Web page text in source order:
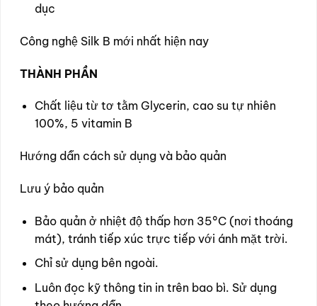
dục
Công nghệ Silk B mới nhất hiện nay
THÀNH PHẦN
Chất liệu từ tơ tằm Glycerin, cao su tự nhiên
100%, 5 vitamin B
Hướng dẫn cách sử dụng và bảo quản
Lưu ý bảo quản
Bảo quản ở nhiệt độ thấp hơn 35°C (nơi thoáng
mát), tránh tiếp xúc trực tiếp với ánh mặt trời.
Chỉ sử dụng bên ngoài.
Luôn đọc kỹ thông tin in trên bao bì. Sử dụng